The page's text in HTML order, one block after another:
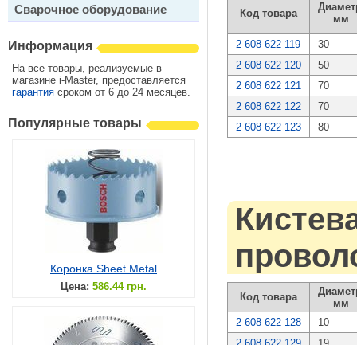
Сварочное оборудование
Информация
На все товары, реализуемые в
магазине i-Master, предоставляется
гарантия сроком от 6 до 24 месяцев.
Популярные товары
Коронка Sheet Metal
Цена: 586.44 грн.
Код товара
мм
2 608 622 119
30
2 608 622 120
50
2 608 622 121
70
2 608 622 122
70
2 608 622 123
80
Код товара
мм
2 608 622 128
10